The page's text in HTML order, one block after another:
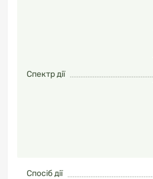
Спектр дії
Спосіб дії